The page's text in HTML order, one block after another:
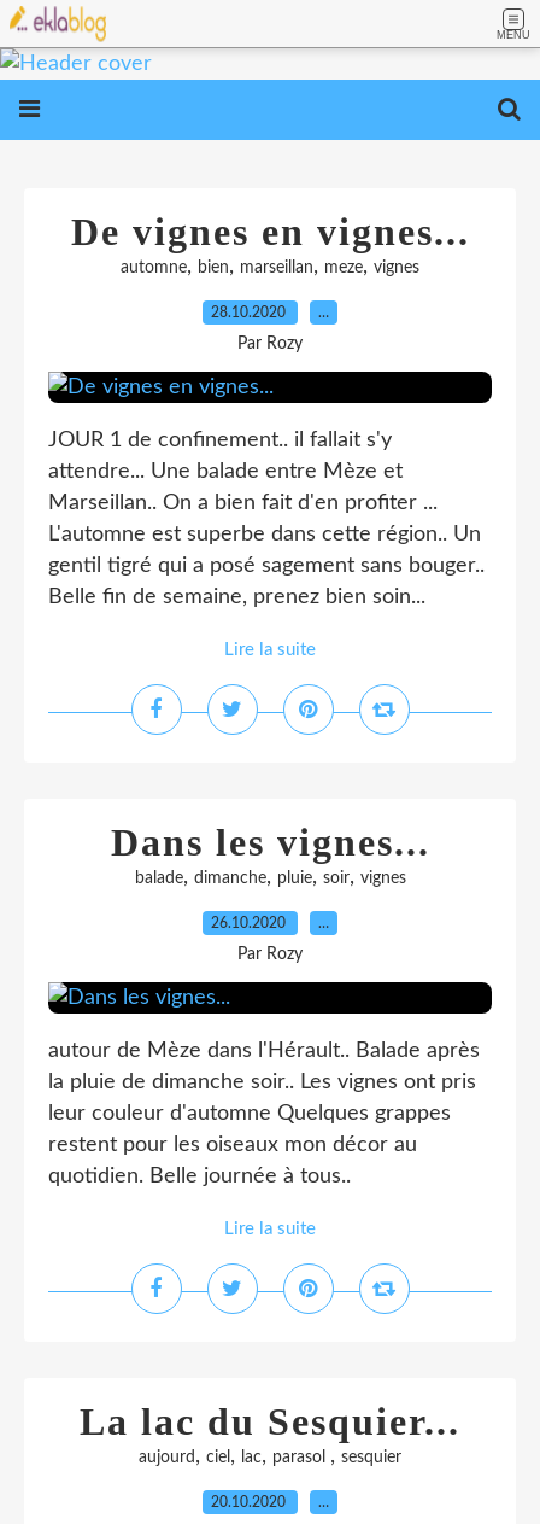
MENU
De vignes en vignes...
automne, bien, marseillan, meze, vignes
28.10.2020 …
Par Rozy
JOUR 1 de confinement.. il fallait s'y
attendre... Une balade entre Mèze et
Marseillan.. On a bien fait d'en profiter ...
L'automne est superbe dans cette région.. Un
gentil tigré qui a posé sagement sans bouger..
Belle fin de semaine, prenez bien soin...
Lire la suite
Dans les vignes...
balade, dimanche, pluie, soir, vignes
26.10.2020 …
Par Rozy
autour de Mèze dans l'Hérault.. Balade après
la pluie de dimanche soir.. Les vignes ont pris
leur couleur d'automne Quelques grappes
restent pour les oiseaux mon décor au
quotidien. Belle journée à tous..
Lire la suite
La lac du Sesquier...
aujourd , ciel , lac, parasol , sesquier
20.10.2020 …